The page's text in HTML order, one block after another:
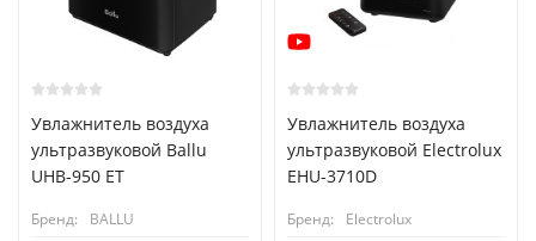
Увлажнитель воздуха
ультразвуковой Ballu
UHB-950 ET
Бренд:
BALLU
Увлажнитель воздуха
ультразвуковой Electrolux
EHU-3710D
Бренд:
Electrolux